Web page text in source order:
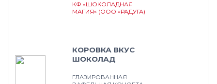
КФ «ШОКОЛАДНАЯ
МАГИЯ» (ООО «РАДУГА)
КОРОВКА ВКУС
ШОКОЛАД
ГЛАЗИРОВАННАЯ